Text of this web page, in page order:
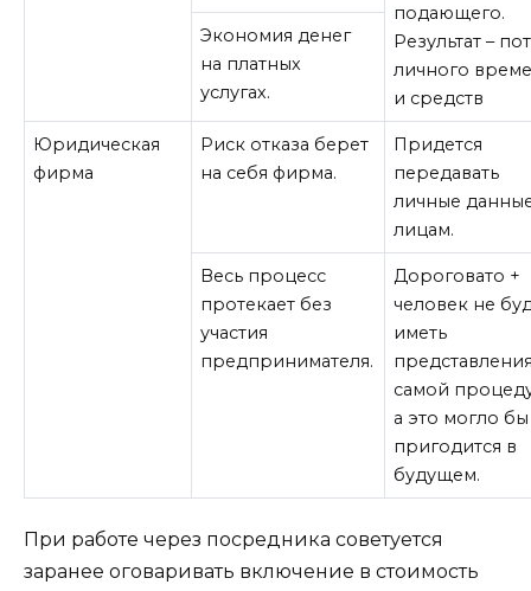
подающего.
Результат –
личного
и средств
Экономия денег
на платных
услугах.
Юридическая
фирма
Риск отказа берет
на себя фирма.
Придется
передавать
личные
лицам.
Весь процесс
протекает без
участия
предпринимателя.
Дороговато +
человек не
иметь
самой
а это могло бы
пригодится в
будущем.
При работе через посредника советуется
заранее оговаривать включение в стоимость